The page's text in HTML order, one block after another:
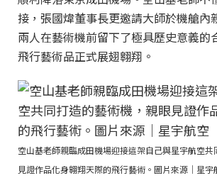
接，張國煒董事長更邀請大師於機艙內
兩人在藝術機前留下了極具歷史意義的
飛行藝術品正式展翅翱翔。
空山基老師親臨成田機場迎接這架自己與星宇航空
見證作品化身翱翔天際的飛行藝術。圖片來源｜星宇